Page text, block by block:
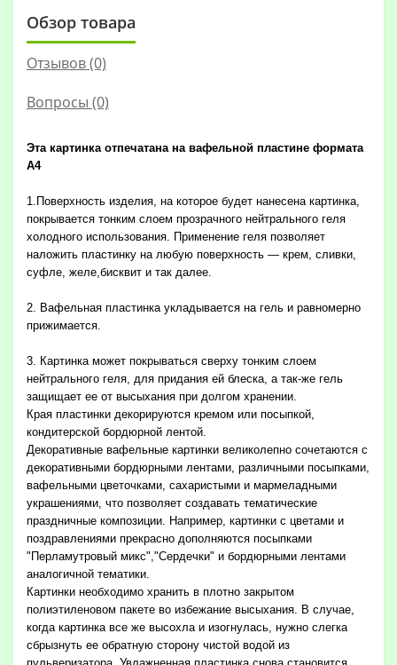
Обзор товара
Отзывов (0)
Вопросы (0)
Эта картинка отпечатана на вафельной пластине формата
А4
1.Поверхность изделия, на которое будет нанесена картинка,
покрывается тонким слоем прозрачного нейтрального геля
холодного использования. Применение геля позволяет
наложить пластинку на любую поверхность — крем, сливки,
суфле, желе,бисквит и так далее.
2. Вафельная пластинка укладывается на гель и равномерно
прижимается.
3. Картинка может покрываться сверху тонким слоем
нейтрального геля, для придания ей блеска, а так-же гель
защищает ее от высыхания при долгом хранении.
Края пластинки декорируются кремом или посыпкой,
кондитерской бордюрной лентой.
Декоративные вафельные картинки великолепно сочетаются с
декоративными бордюрными лентами, различными посыпками,
вафельными цветочками, сахаристыми и мармеладными
украшениями, что позволяет создавать тематические
праздничные композиции. Например, картинки с цветами и
поздравлениями прекрасно дополняются посыпками
"Перламутровый микс","Сердечки" и бордюрными лентами
аналогичной тематики.
Картинки необходимо хранить в плотно закрытом
полиэтиленовом пакете во избежание высыхания. В случае,
когда картинка все же высохла и изогнулась, нужно слегка
сбрызнуть ее обратную сторону чистой водой из